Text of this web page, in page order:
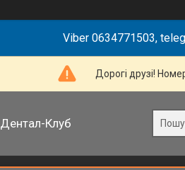
Viber 0634771503,
Дорогі друзі!
Дентал-Клуб